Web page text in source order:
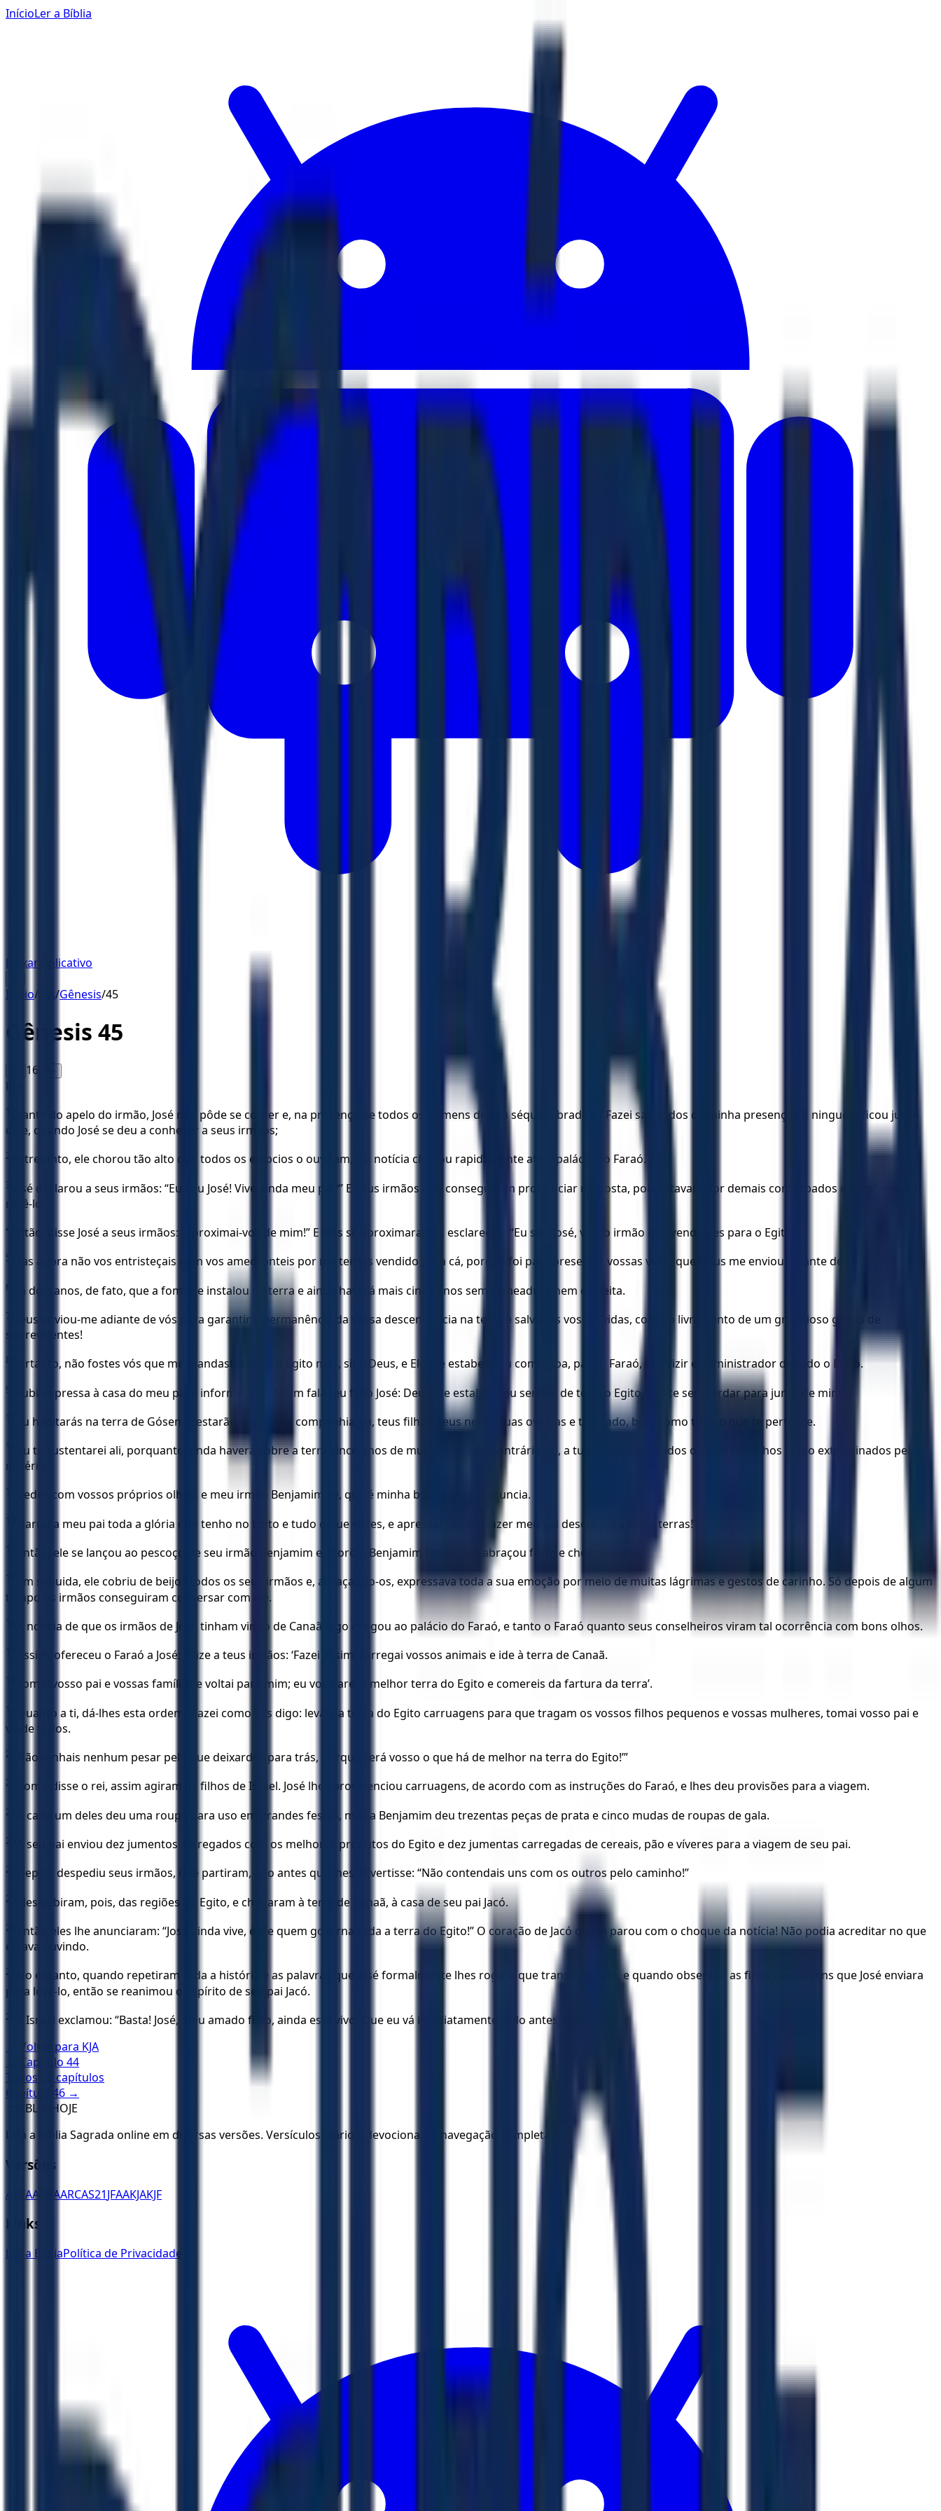
InícioLer a Bíblia
Baixar Aplicativo
Início/ KJA/Gênesis/45
Gênesis 45
16 A+
KJA
1
Diante do apelo do irmão, José não pôde se conter e, na presença de todos os homens de seu séquito, bradou: “Fazei sair todos de minha presença!” E ninguém ficou junto
dele, quando José se deu a conhecer a seus irmãos;
2 entretanto, ele chorou tão alto que todos os egípcios o ouviram, e a notícia chegou rapidamente até o palácio do Faraó.
3
José declarou a seus irmãos: “Eu sou José! Vive ainda meu pai?” E seus irmãos não conseguiram pronunciar resposta, pois estavam por demais conturbados e perplexos ao
revê-lo.
4 Então, disse José a seus irmãos: “Aproximai-vos de mim!” E eles se aproximaram. E esclareceu: “Eu sou José, vosso irmão que vendestes para o Egito.
5 Mas agora não vos entristeçais nem vos amedronteis por me terdes vendido para cá, porque foi para preservar vossas vidas que Deus me enviou adiante de vós.
6 Há dois anos, de fato, que a fome se instalou na terra e ainda haverá mais cinco anos sem semeadura nem colheita.
7
Deus enviou-me adiante de vós para garantir a permanência da vossa descendência na terra e salvar as vossas vidas, como o livramento de um grandioso grupo de
sobreviventes!
8 Portanto, não fostes vós que me mandastes para o Egito mas, sim, Deus, e Ele me estabeleceu como Aba, pai do Faraó, seu vizir e administrador de todo o Egito.
9 “Subi depressa à casa do meu pai e informai-lhe: ‘Assim fala teu filho José: Deus me estabeleceu senhor de todo o Egito. Desce sem tardar para junto de mim.
10 Tu habitarás na terra de Gósen, e estarão em minha companhia, tu, teus filhos, teus netos, tuas ovelhas e teu gado, bem como tudo o que te pertence.
11
Eu te sustentarei ali, porquanto ainda haverá sobre a terra cinco anos de muita fome. Do contrário, tu, a tua parentela e todos os teus rebanhos serão exterminados pela
miséria!’
12 Vedes com vossos próprios olhos, e meu irmão Benjamim vê, que é minha boca que vos anuncia.
13 Narrai a meu pai toda a glória que tenho no Egito e tudo o que vistes, e apressai-vos em fazer meu pai descer para estas terras!”
14 Então, ele se lançou ao pescoço de seu irmão Benjamim e chorou. Benjamim também o abraçou forte e chorou muito.
15
Em seguida, ele cobriu de beijos todos os seus irmãos e, abraçando-os, expressava toda a sua emoção por meio de muitas lágrimas e gestos de carinho. Só depois de algum
tempo os irmãos conseguiram conversar com ele.
16 A notícia de que os irmãos de José tinham vindo de Canaã logo chegou ao palácio do Faraó, e tanto o Faraó quanto seus conselheiros viram tal ocorrência com bons olhos.
17 Assim, ofereceu o Faraó a José: “Dize a teus irmãos: ‘Fazei assim: carregai vossos animais e ide à terra de Canaã.
18 Tomai vosso pai e vossas famílias e voltai para mim; eu vos darei a melhor terra do Egito e comereis da fartura da terra’.
19
Quanto a ti, dá-lhes esta ordem: ‘Fazei como vos digo: levai da terra do Egito carruagens para que tragam os vossos filhos pequenos e vossas mulheres, tomai vosso pai e
vinde todos.
20 Não tenhais nenhum pesar pelo que deixardes para trás, porque será vosso o que há de melhor na terra do Egito!’”
21 Como disse o rei, assim agiram os filhos de Israel. José lhes providenciou carruagens, de acordo com as instruções do Faraó, e lhes deu provisões para a viagem.
22 A cada um deles deu uma roupa para uso em grandes festas, mas a Benjamim deu trezentas peças de prata e cinco mudas de roupas de gala.
23 A seu pai enviou dez jumentos carregados com os melhores produtos do Egito e dez jumentas carregadas de cereais, pão e víveres para a viagem de seu pai.
24 Depois despediu seus irmãos, que partiram, não antes que lhes advertisse: “Não contendais uns com os outros pelo caminho!”
25 Eles subiram, pois, das regiões do Egito, e chegaram à terra de Canaã, à casa de seu pai Jacó.
26
Então eles lhe anunciaram: “José ainda vive, é ele quem governa toda a terra do Egito!” O coração de Jacó quase parou com o choque da notícia! Não podia acreditar no que
estava ouvindo.
27
No entanto, quando repetiram toda a história e as palavras que José formalmente lhes rogara que transmitissem, e quando observou as finas carruagens que José enviara
para levá-lo, então se reanimou o espírito de seu pai Jacó.
28
E Israel exclamou: “Basta! José, meu amado filho, ainda está vivo! Que eu vá imediatamente vê-lo antes de morrer!
← Voltar para KJA
← Capítulo 44
Todos os capítulos
Capítulo
46 →
BÍBLIA HOJE
Leia a Bíblia Sagrada online em diversas versões. Versículos diários, devocionais e navegação completa.
Versões
ACFAA ARAARCAS21JFAAKJAKJF
Links
Ler a BíbliaPolítica de Privacidade